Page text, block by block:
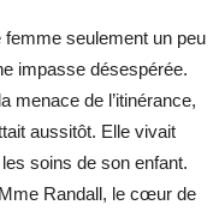
femme seulement un peu
impasse désespérée.
menace de l’itinérance,
aussitôt. Elle vivait
soins de son enfant.
Randall, le cœur de